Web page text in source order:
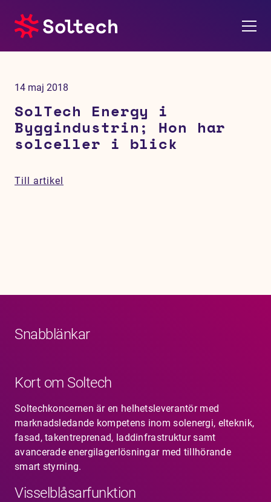
Kontakt
Tjänster
14 maj 2018
SolTech Energy i
Byggindustrin; Hon har
solceller i blick
Till artikel
Snabblänkar
Kort om Soltech
Soltechkoncernen är en helhetsleverantör med
marknadsledande kompetens inom solenergi, elteknik,
fasad, takentreprenad, laddinfrastruktur samt
avancerade energilagerlösningar med tillhörande
smart styrning.
Visselblåsarfunktion